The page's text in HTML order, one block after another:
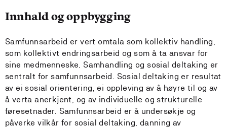
Innhald og oppbygging
Samfunnsarbeid er vert omtala som kollektiv handling,
som kollektivt endringsarbeid og som å ta ansvar for
sine medmenneske. Samhandling og sosial deltaking er
sentralt for samfunnsarbeid. Sosial deltaking er resultat
av ei sosial orientering, ei oppleving av å høyre til og av
å verta anerkjent, og av individuelle og strukturelle
føresetnader. Samfunnsarbeid er å undersøkje og
påverke vilkår for sosial deltaking, danning av